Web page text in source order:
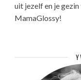
uit jezelf en je
MamaGlossy!